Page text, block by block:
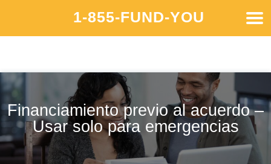
1-855-FUND-YOU
Financiamiento previo al acuerdo –
Usar solo para emergencias